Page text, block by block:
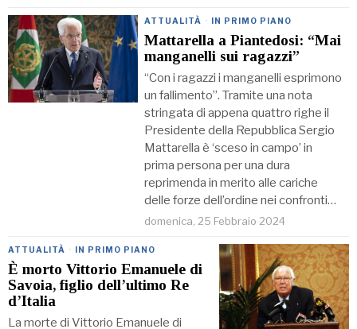
ATTUALITÀ · IN PRIMO PIANO
Mattarella a Piantedosi: “Mai
manganelli sui ragazzi”
“Con i ragazzi i manganelli esprimono
un fallimento”. Tramite una nota
stringata di appena quattro righe il
Presidente della Repubblica Sergio
Mattarella è ‘sceso in campo’ in
prima persona per una dura
reprimenda in merito alle cariche
delle forze dell’ordine nei confronti…
domenica, 25 Febbraio 2024
ATTUALITÀ · IN PRIMO PIANO
È morto Vittorio Emanuele di
Savoia, figlio dell’ultimo Re
d’Italia
La morte di Vittorio Emanuele di